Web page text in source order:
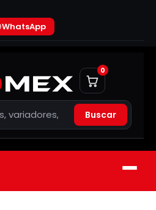
WhatsApp
Buscar
0